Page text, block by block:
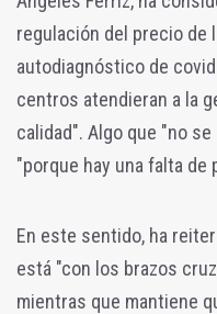
regulación del precio de
autodiagnóstico de
centros atendieran a la
calidad". Algo que "no
"porque hay una falta de
En este sentido, ha
está "con los brazos
mientras que mantiene